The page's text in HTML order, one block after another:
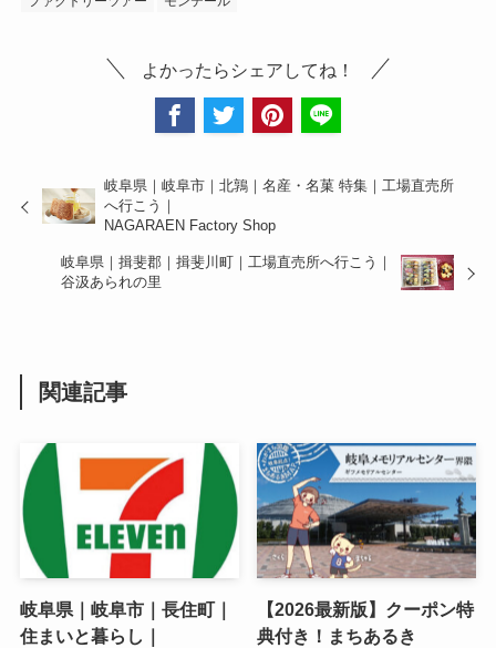
よかったらシェアしてね！
岐阜県｜岐阜市｜北鶉｜名産・名菓 特集｜工場直売所
へ行こう｜
NAGARAEN Factory Shop
岐阜県｜揖斐郡｜揖斐川町｜工場直売所へ行こう｜
谷汲あられの里
関連記事
岐阜県｜岐阜市｜長住町｜
住まいと暮らし｜
【2026最新版】クーポン特
典付き！まちあるき